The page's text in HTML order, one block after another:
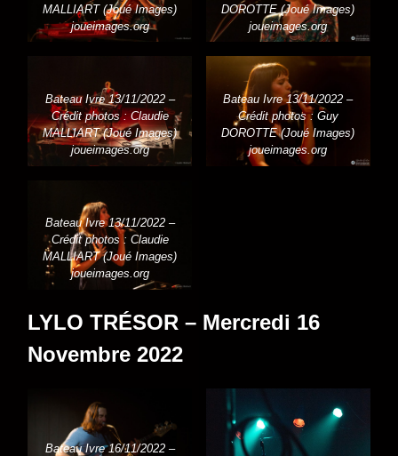
MALLIART (Joué Images)
joueimages.org
Bateau Ivre 13/11/2022 –
Crédit photos : Claudie
MALLIART (Joué Images)
joueimages.org
Bateau Ivre 13/11/2022 –
Crédit photos : Claudie
MALLIART (Joué Images)
joueimages.org
DOROTTE (Joué Images)
joueimages.org
Bateau Ivre 13/11/2022 –
Crédit photos : Guy
DOROTTE (Joué Images)
joueimages.org
LYLO TRÉSOR – Mercredi 16
Novembre 2022
Bateau Ivre 16/11/2022 –